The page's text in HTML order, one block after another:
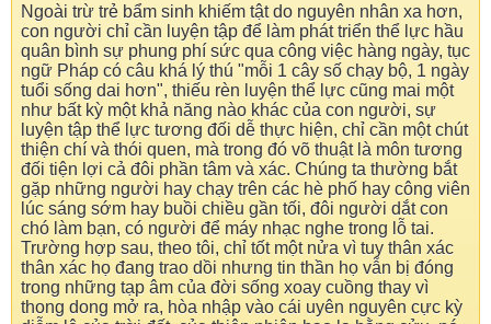
Ngoài trừ trẻ bẩm sinh khiếm tật do nguyên nhân xa hơn,
con người chỉ cần luyện tập để làm phát triển thể lực hầu
quân bình sự phung phí sức qua công việc hàng ngày, tục
ngữ Pháp có câu khá lý thú "mỗi 1 cây số chạy bộ, 1 ngày
tuổi sống dai hơn", thiếu rèn luyện thể lực cũng mai một
như bất kỳ một khả năng nào khác của con người, sự
luyện tập thể lực tương đối dễ thực hiện, chỉ cần một chút
thiện chí và thói quen, mà trong đó võ thuật là môn tương
đối tiện lợi cả đôi phần tâm và xác. Chúng ta thường bắt
gặp những người hay chạy trên các hè phố hay công viên
lúc sáng sớm hay buồi chiều gần tối, đôi người dắt con
chó làm bạn, có người để máy nhạc nghe trong lỗ tai.
Trường hợp sau, theo tôi, chỉ tốt một nửa vì tuy thân xác
thân xác họ đang trao dồi nhưng tin thần họ vẫn bị đóng
trong những tạp âm của đời sống xoay cuồng thay vì
thong dong mở ra, hòa nhập vào cái uyên nguyên cực kỳ